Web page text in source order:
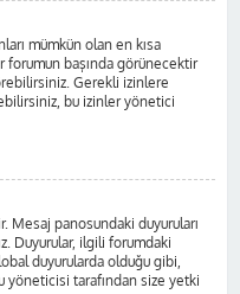
mümkün olan en kısa
forumun başında görünecektir
Gerekli izinlere
bu izinler yönetici
Mesaj panosundaki duyuruları
Duyurular, ilgili forumdaki
duyurularda olduğu gibi,
tarafından size yetki